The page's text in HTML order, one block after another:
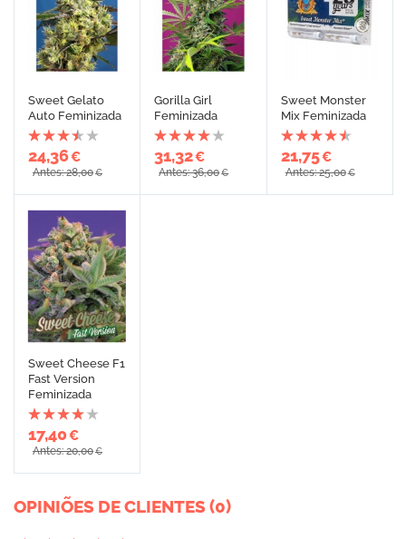
Sweet Gelato
Auto Feminizada
24,36€
Antes: 28,00€
Gorilla Girl
Feminizada
31,32€
Antes: 36,00€
Sweet Monster
Mix Feminizada
21,75€
Antes: 25,00€
Sweet Cheese F1
Fast Version
Feminizada
17,40€
Antes: 20,00€
OPINIÕES DE CLIENTES (0)